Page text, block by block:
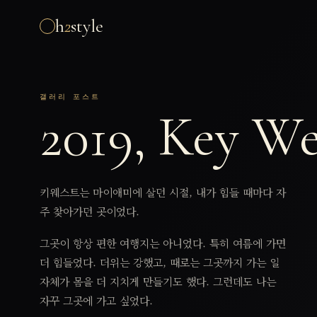
h2style
갤러리 포스트
2019, Key
키웨스트는 마이애미에 살던 시절, 내가 힘들 때마다 자
주 찾아가던 곳이었다.
그곳이 항상 편한 여행지는 아니었다. 특히 여름에 가면
더 힘들었다. 더위는 강했고, 때로는 그곳까지 가는 일
자체가 몸을 더 지치게 만들기도 했다. 그런데도 나는
자꾸 그곳에 가고 싶었다.